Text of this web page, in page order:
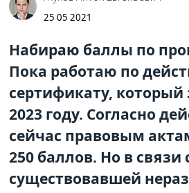
25 05 2021
Набираю баллы по
Пока работаю по
сертификату, который
2023 году. Согласно
сейчас правовым
250 баллов. Но в связи
существовавшей